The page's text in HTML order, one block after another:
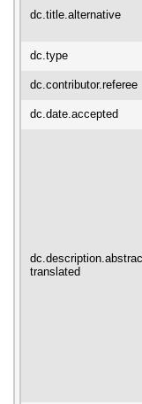
dc.title.alternative
dc.type
dc.contributor.referee
dc.date.accepted
translated